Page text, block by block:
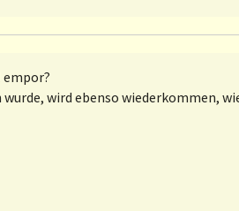
wird ebenso wiederkommen,